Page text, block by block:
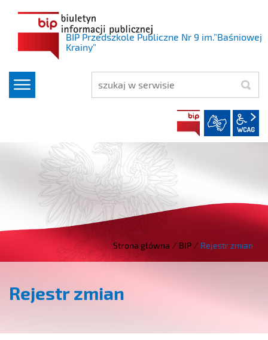
BIP Przedszkole Publiczne Nr 9 im.”Baśniowej
Krainy”
szukaj
BIP
Strona główna / BIP / Rejestr zmian
Rejestr zmian